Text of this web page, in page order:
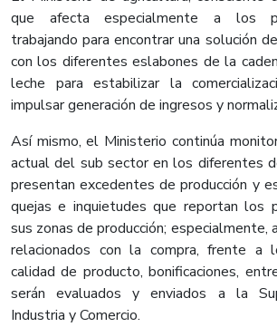
que afecta especialmente a los
trabajando para encontrar una solución
con los diferentes eslabones de la
leche para estabilizar la
impulsar generación de ingresos y
Así mismo, el Ministerio continúa
actual del sub sector en los diferentes
presentan excedentes de producción y
quejas e inquietudes que reportan los
sus zonas de producción;
relacionados con la compra, frente a
calidad de producto, bonificaciones,
serán evaluados y enviados a la
Industria y Comercio.